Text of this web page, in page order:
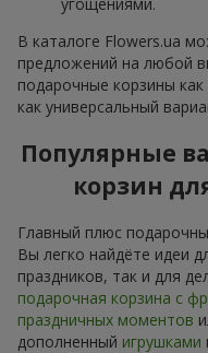
В каталоге Flowers.ua
предложений на любой
подарочные корзины как
как универсальный
Популярные
корзин
Главный плюс
Вы легко найдёте идеи
праздников, так и для
подарочная корзина с
праздничных моментов
дополненный игрушками